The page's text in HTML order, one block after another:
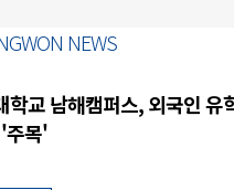
NEWS
학교 남해캠퍼스, 외국인 유
주목'